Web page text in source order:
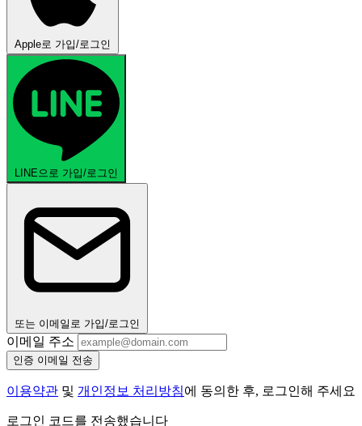
Apple로 가입/로그인
LINE으로 가입/로그인
또는 이메일로 가입/로그인
이메일 주소
인증 이메일 전송
이용약관 및 개인정보 처리방침에 동의한 후, 로그인해 주세요
로그인 코드를 전송했습니다